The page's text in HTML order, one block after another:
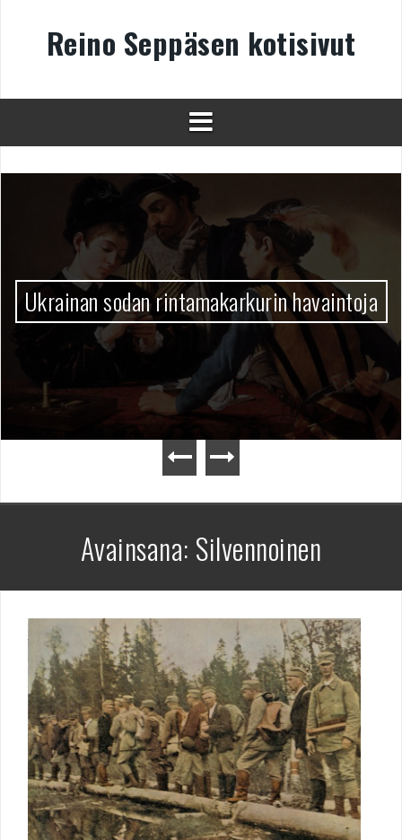
Reino Seppäsen kotisivut
Ukrainan sodan rintamakarkurin havaintoja
Avainsana: Silvennoinen